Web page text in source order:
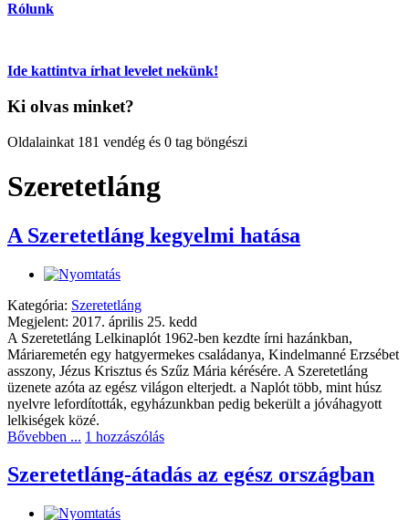
Rólunk
Ide kattintva írhat levelet nekünk!
Ki olvas minket?
Oldalainkat 181 vendég és 0 tag böngészi
Szeretetláng
A Szeretetláng kegyelmi hatása
Kategória: Szeretetláng
Megjelent: 2017. április 25. kedd
A Szeretetláng Lelkinaplót 1962-ben kezdte írni hazánkban,
Máriaremetén egy hatgyermekes családanya, Kindelmanné Erzsébet
asszony, Jézus Krisztus és Szűz Mária kérésére. A Szeretetláng
üzenete azóta az egész világon elterjedt. a Naplót több, mint húsz
nyelvre lefordították, egyházunkban pedig bekerült a jóváhagyott
lelkiségek közé.
Bővebben ... 1 hozzászólás
Szeretetláng-átadás az egész országban